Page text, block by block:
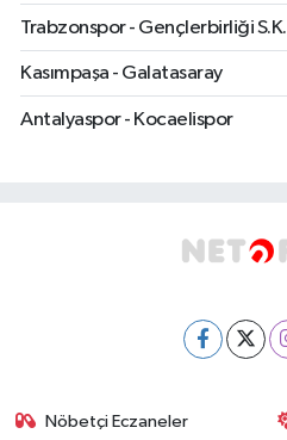
Trabzonspor - Gençlerbirliği S.K.
Kasımpaşa - Galatasaray
Antalyaspor - Kocaelispor
Nöbetçi Eczaneler